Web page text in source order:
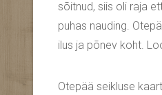
sõitnud, siis oli raja
puhas nauding.
ilus ja põnev koht.
Otepää seikluse